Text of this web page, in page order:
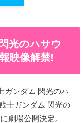
光のハサウ
映像解禁!
ガンダム 閃光のハ
士ガンダム 閃光の
劇場公開決定。